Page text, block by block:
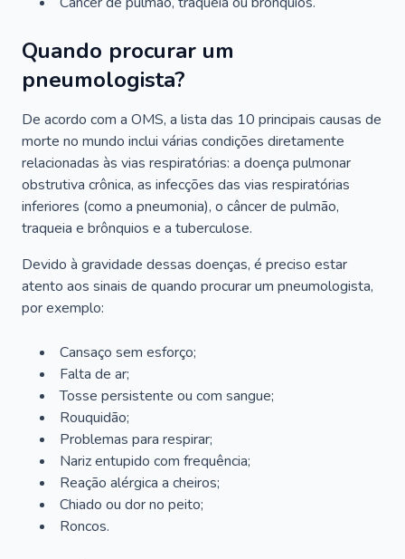
Quando procurar um
pneumologista?
De acordo com a OMS, a lista das 10 principais causas de
morte no mundo inclui várias condições diretamente
relacionadas às vias respiratórias: a doença pulmonar
obstrutiva crônica, as infecções das vias respiratórias
inferiores (como a pneumonia), o câncer de pulmão,
traqueia e brônquios e a tuberculose.
Devido à gravidade dessas doenças, é preciso estar
atento aos sinais de quando procurar um pneumologista,
por exemplo:
Cansaço sem esforço;
Falta de ar;
Tosse persistente ou com sangue;
Rouquidão;
Problemas para respirar;
Nariz entupido com frequência;
Reação alérgica a cheiros;
Chiado ou dor no peito;
Roncos.